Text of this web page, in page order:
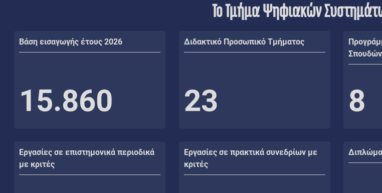
Το Τμήμα Ψηφιακών
Βάση εισαγωγής έτους 2026
15.860
Διδακτικό Προσωπικό Τμήματος
23 8
Εργασίες σε επιστημονικά περιοδικά
με κριτές
Εργασίες σε πρακτικά συνεδρίων με
κριτές